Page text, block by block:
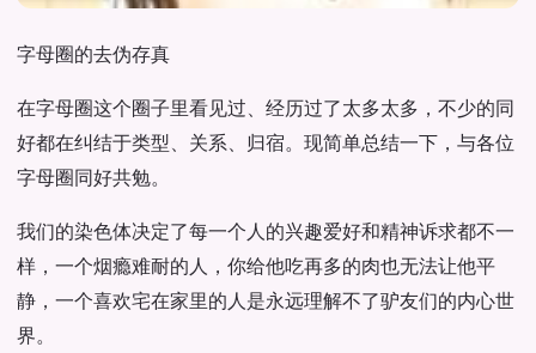
字母圈的去伪存真
在字母圈这个圈子里看见过、经历过了太多太多，不少的同
好都在纠结于类型、关系、归宿。现简单总结一下，与各位
字母圈同好共勉。
我们的染色体决定了每一个人的兴趣爱好和精神诉求都不一
样，一个烟瘾难耐的人，你给他吃再多的肉也无法让他平
静，一个喜欢宅在家里的人是永远理解不了驴友们的内心世
界。